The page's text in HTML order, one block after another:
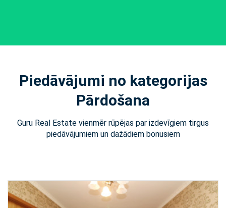
Piedāvājumi no kategorijas
Pārdošana
Guru Real Estate vienmēr rūpējas par izdevīgiem tirgus
piedāvājumiem un dažādiem bonusiem